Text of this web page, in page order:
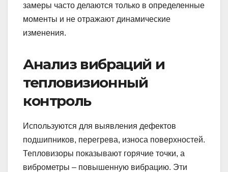
замеры часто делаются только в определенные
моменты и не отражают динамические
изменения.
Анализ вибраций и
тепловизионный
контроль
Используются для выявления дефектов
подшипников, перегрева, износа поверхностей.
Тепловизоры показывают горячие точки, а
виброметры – повышенную вибрацию. Эти